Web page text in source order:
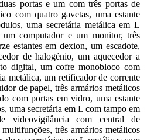
portas e um com três portas de
com quatro gavetas, uma estante
uma secretária metálica em L
computador e um monitor, três
estantes em dexion, um escadote,
de halogénio, um aquecedor a
digital, um cofre monobloco com
metálica, um retificador de corrente
de papel, três armários metálicos
com portas em vidro, uma estante
uma secretária em L com tampo em
videovigilância com central de
multifunções, três armários metálicos